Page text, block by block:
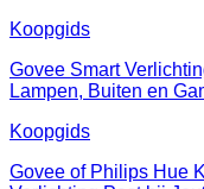
Koopgids
Govee Smart
Lampen, Buiten en
Koopgids
Govee of Philips Hue